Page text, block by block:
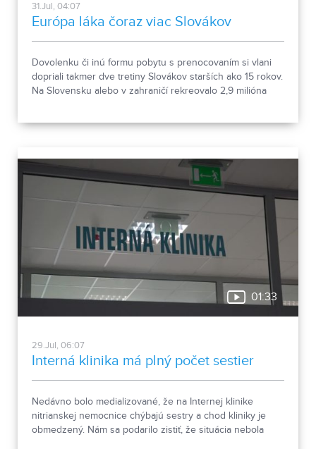
31.Jul, 04:07
Európa láka čoraz viac Slovákov
Dovolenku či inú formu pobytu s prenocovaním si vlani
dopriali takmer dve tretiny Slovákov starších ako 15 rokov.
Na Slovensku alebo v zahraničí rekreovalo 2,9 milióna
01:33
29.Jul, 06:07
Interná klinika má plný počet sestier
Nedávno bolo medializované, že na Internej klinike
nitrianskej nemocnice chýbajú sestry a chod kliniky je
obmedzený. Nám sa podarilo zistiť, že situácia nebola